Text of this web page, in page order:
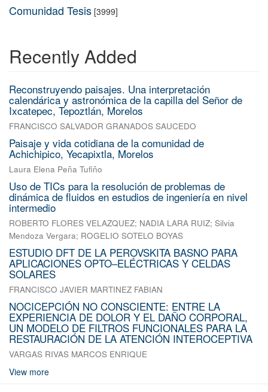
Comunidad Tesis [3999]
Recently Added
Reconstruyendo paisajes. Una interpretación
calendárica y astronómica de la capilla del Señor de
Ixcatepec, Tepoztlán, Morelos
FRANCISCO SALVADOR GRANADOS SAUCEDO
Paisaje y vida cotidiana de la comunidad de
Achichipico, Yecapixtla, Morelos
Laura Elena Peña Tufiño
Uso de TICs para la resolución de problemas de
dinámica de fluidos en estudios de ingeniería en nivel
intermedio
ROBERTO FLORES VELAZQUEZ; NADIA LARA RUIZ; Silvia
Mendoza Vergara; ROGELIO SOTELO BOYAS
ESTUDIO DFT DE LA PEROVSKITA BASNO PARA
APLICACIONES OPTO–ELÉCTRICAS Y CELDAS
SOLARES
FRANCISCO JAVIER MARTINEZ FABIAN
NOCICEPCIÓN NO CONSCIENTE: ENTRE LA
EXPERIENCIA DE DOLOR Y EL DAÑO CORPORAL,
UN MODELO DE FILTROS FUNCIONALES PARA LA
RESTAURACIÓN DE LA ATENCIÓN INTEROCEPTIVA
VARGAS RIVAS MARCOS ENRIQUE
View more